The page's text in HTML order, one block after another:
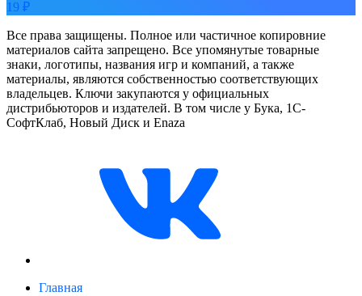
19 ₽
Все права защищены. Полное или частичное копировние
материалов сайта запрещено. Все упомянутые товарные
знаки, логотипы, названия игр и компаний, а также
материалы, являются собственностью соответствующих
владельцев. Ключи закупаются у официальных
дистрибьюторов и издателей. В том числе у Бука, 1С-
СофтКлаб, Новый Диск и Enaza
Главная